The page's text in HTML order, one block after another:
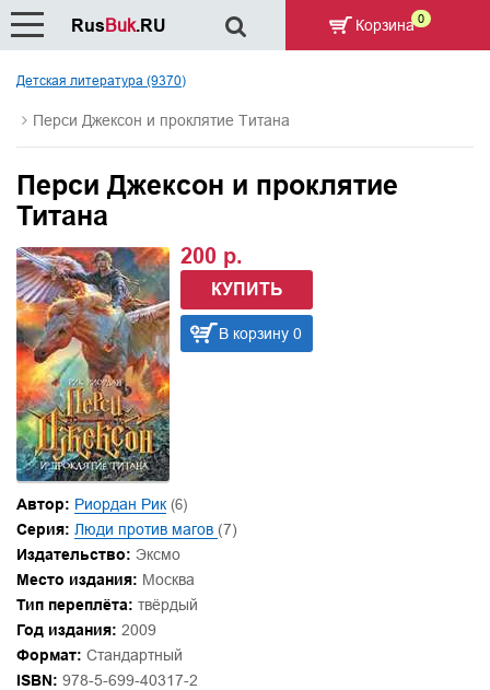
Детская литература (9370)
Перси Джексон и проклятие Титана
Перси Джексон и проклятие
Титана
200 р.
КУПИТЬ
В корзину 0
Автор: Риордан Рик (6)
Серия: Люди против магов (7)
Издательство: Эксмо
Место издания: Москва
Тип переплёта: твёрдый
Год издания: 2009
Формат: Стандартный
ISBN: 978-5-699-40317-2
RusBuk.RU Корзина 0